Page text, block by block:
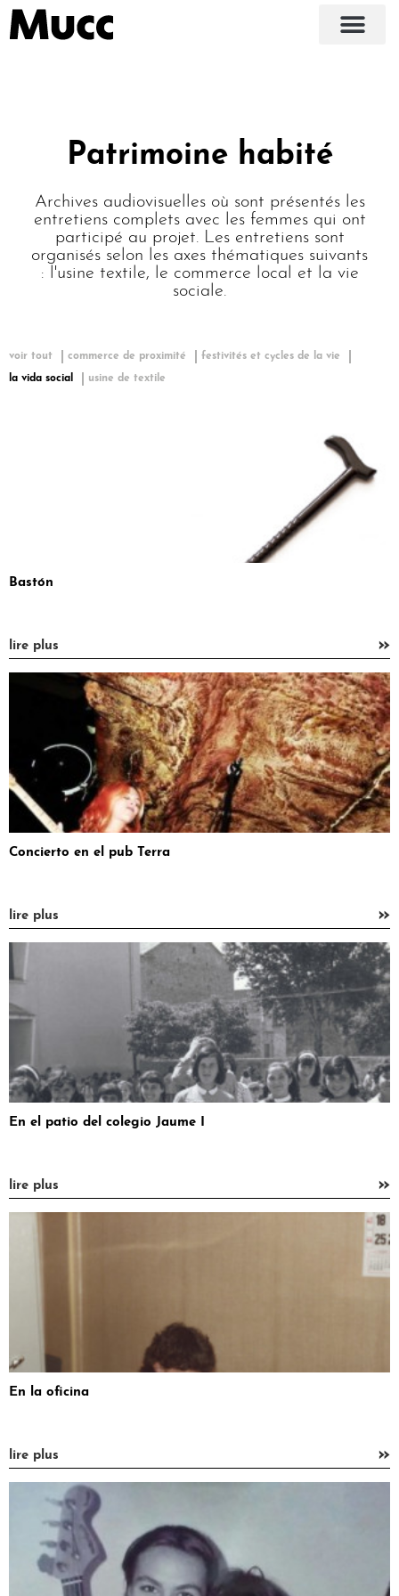
Patrimoine habité
Archives audiovisuelles où sont présentés les
entretiens complets avec les femmes qui ont
participé au projet. Les entretiens sont
organisés selon les axes thématiques suivants
: l'usine textile, le commerce local et la vie
sociale.
voir tout commerce de proximité festivités et cycles de la vie
la vida social usine de textile
Bastón
lire plus »
Concierto en el pub Terra
lire plus »
En el patio del colegio Jaume I
lire plus »
En la oficina
lire plus »